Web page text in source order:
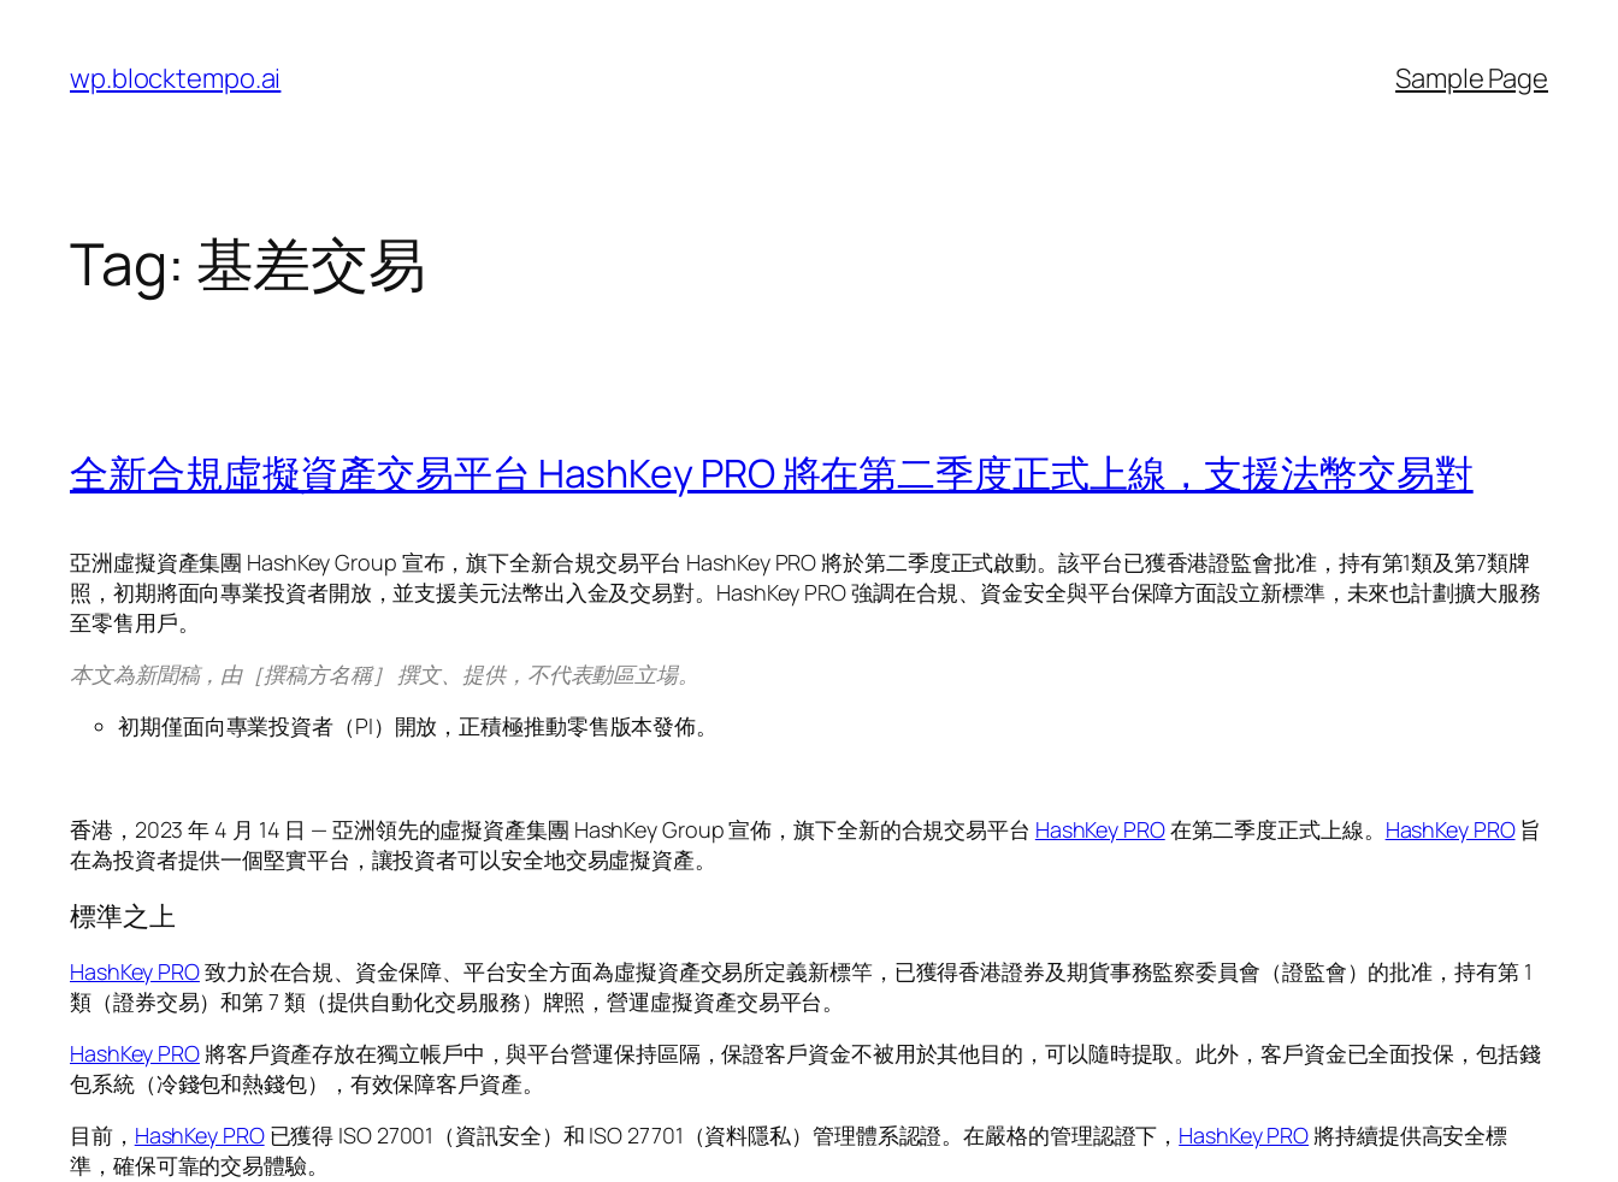
content
wp.blocktempo.ai Sample Page
Tag: 基差交易
全新合規虛擬資產交易平台 HashKey PRO 將在第二季度正式上線，支援法幣交易對
亞洲虛擬資產集團 HashKey Group 宣布，旗下全新合規交易平台 HashKey PRO 將於第二季度正式啟動。該平台已獲香港證監會批准，持有第1類及第7類牌
照，初期將面向專業投資者開放，並支援美元法幣出入金及交易對。HashKey PRO 強調在合規、資金安全與平台保障方面設立新標準，未來也計劃擴大服務
至零售用戶。
本文為新聞稿，由［撰稿方名稱］ 撰文、提供，不代表動區立場。
初期僅面向專業投資者（PI）開放，正積極推動零售版本發佈。
香港，2023 年 4 月 14 日 — 亞洲領先的虛擬資產集團 HashKey Group 宣佈，旗下全新的合規交易平台 HashKey PRO在第二季度正式上線。 HashKey PRO旨
在為投資者提供一個堅實平台，讓投資者可以安全地交易虛擬資產。
標準之上
HashKey PRO致力於在合規、資金保障、平台安全方面為虛擬資產交易所定義新標竿，已獲得香港證券及期貨事務監察委員會（證監會）的批准，持有第 1
類（證券交易）和第 7 類（提供自動化交易服務）牌照，營運虛擬資產交易平台。
HashKey PRO將客戶資產存放在獨立帳戶中，與平台營運保持區隔，保證客戶資金不被用於其他目的，可以隨時提取。此外，客戶資金已全面投保，包括錢
包系統（冷錢包和熱錢包），有效保障客戶資產。
目前， HashKey PRO已獲得 ISO 27001（資訊安全）和 ISO 27701（資料隱私）管理體系認證。在嚴格的管理認證下， HashKey PRO 將持續提供高安全標
準，確保可靠的交易體驗。